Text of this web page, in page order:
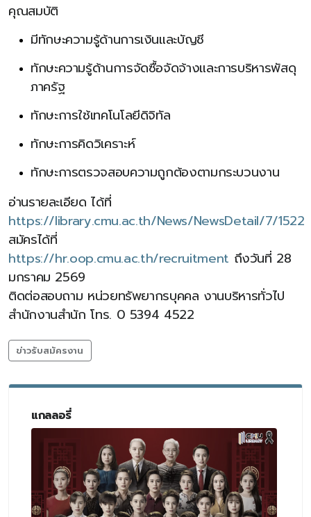
คุณสมบัติ
มีทักษะความรู้ด้านการเงินและบัญชี
ทักษะความรู้ด้านการจัดซื้อจัดจ้างและการบริหารพัสดุ
ภาครัฐ
ทักษะการใช้เทคโนโลยีดิจิทัล
ทักษะการคิดวิเคราะห์
ทักษะการตรวจสอบความถูกต้องตามกระบวนงาน
อ่านรายละเอียด ได้ที่
https://library.cmu.ac.th/News/NewsDetail/7/1522
สมัครได้ที่
https://hr.oop.cmu.ac.th/recruitment ถึงวันที่ 28
มกราคม 2569
ติดต่อสอบถาม หน่วยทรัพยากรบุคคล งานบริหารทั่วไป
สำนักงานสำนัก โทร. 0 5394 4522
ข่าวรับสมัครงาน
แกลลอรี่